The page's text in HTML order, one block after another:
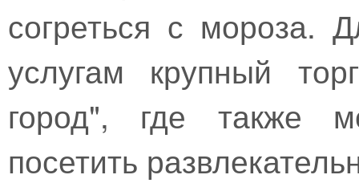
согреться с мороза.
услугам крупный
город", где также
посетить